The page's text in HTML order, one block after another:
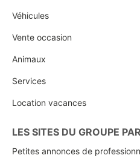
Véhicules
Vente occasion
Animaux
Services
Location vacances
LES SITES DU GROUPE
Petites annonces de